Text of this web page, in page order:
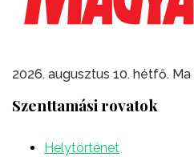
2026. augusztus 10. hétfő. Ma
Szenttamási rovatok
Helytörténet